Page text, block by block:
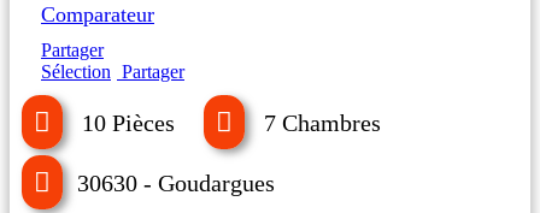
Comparateur
Partager
Sélection Partager
10 Pièces 7 Chambres
30630 - Goudargues